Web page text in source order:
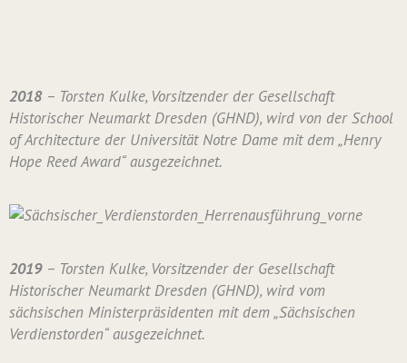
2018– Torsten Kulke, Vorsitzender der Gesellschaft
Historischer Neumarkt Dresden (GHND), wird von der School
of Architecture der Universität Notre Dame mit dem „Henry
Hope Reed Award“ ausgezeichnet.
2019– Torsten Kulke, Vorsitzender der Gesellschaft
Historischer Neumarkt Dresden (GHND), wird vom
sächsischen Ministerpräsidenten mit dem „Sächsischen
Verdienstorden“ ausgezeichnet.